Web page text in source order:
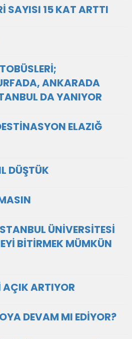
SAYISI 15 KAT ARTTI
ANKARADA
DA YANIYOR
ELAZIĞ
DÜŞTÜK
ÜNİVERSİTESİ
BİTİRMEK MÜMKÜN
AÇIK ARTIYOR
DEVAM MI EDİYOR?